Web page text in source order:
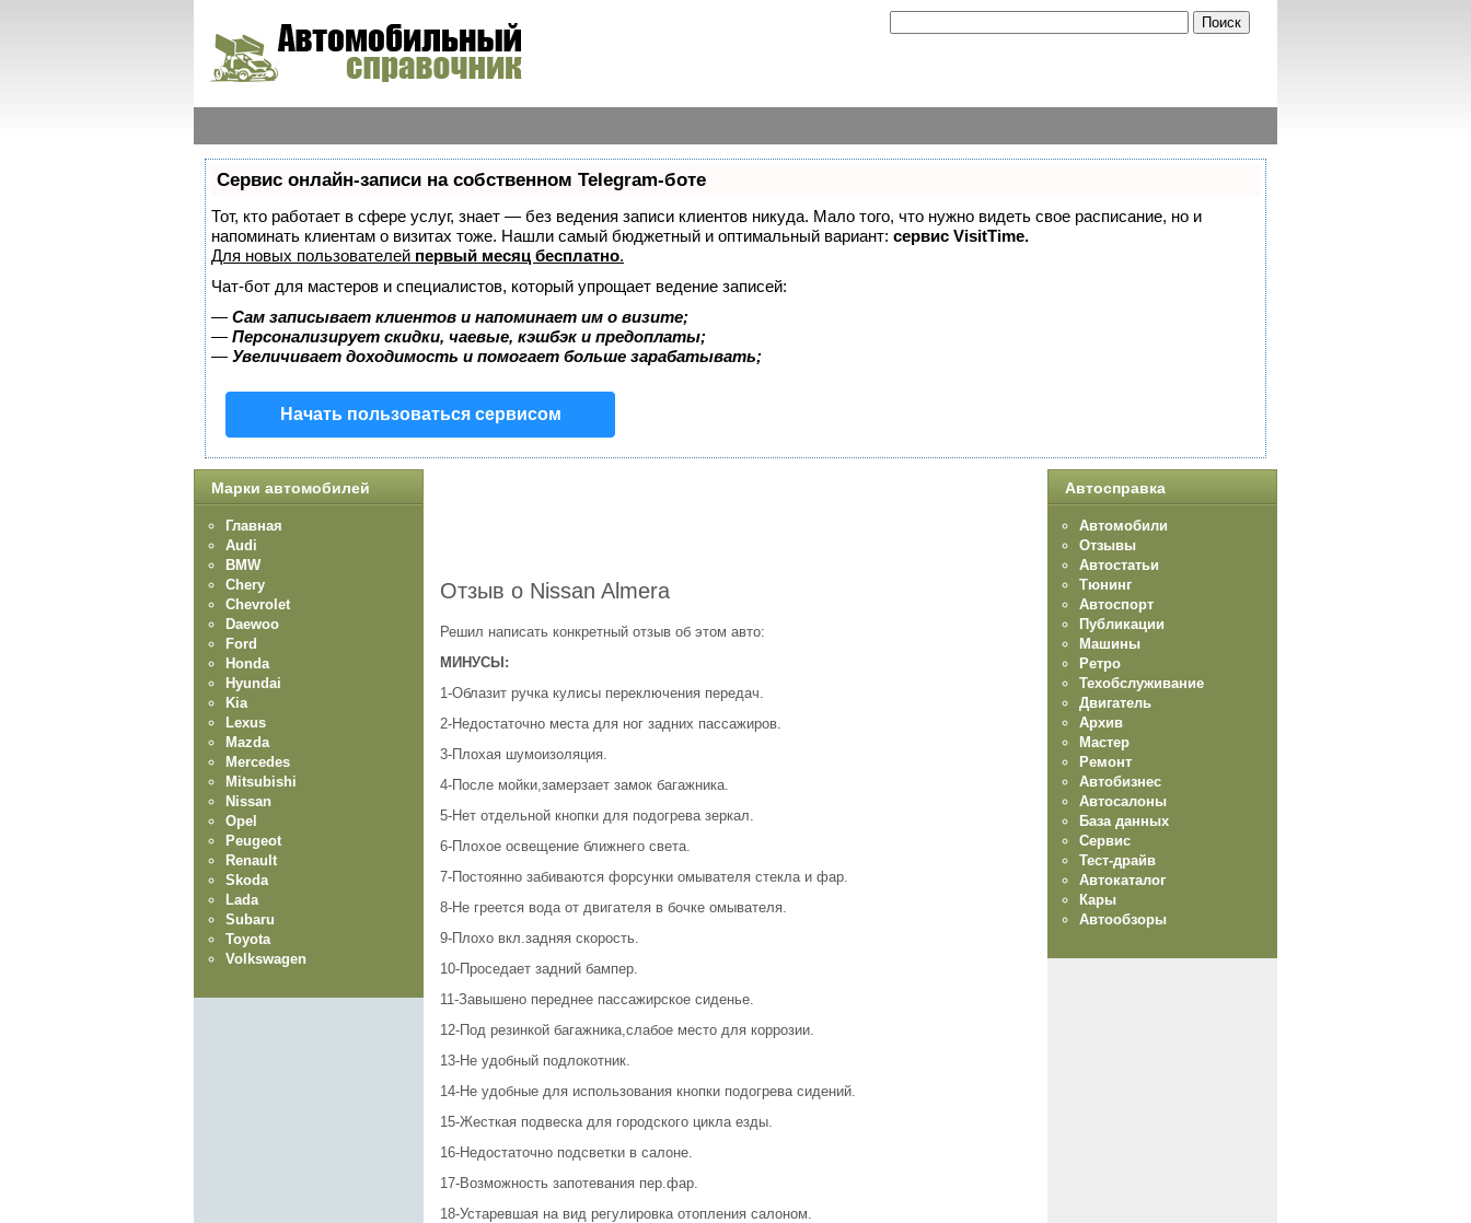
Сервис онлайн-записи на собственном Telegram-боте
Тот, кто работает в сфере услуг, знает — без ведения записи клиентов никуда. Мало того, что нужно видеть свое расписание, но и
напоминать клиентам о визитах тоже. Нашли самый бюджетный и оптимальный вариант: сервис VisitTime.
Для новых пользователей первый месяц бесплатно.
Чат-бот для мастеров и специалистов, который упрощает ведение записей:
— Сам записывает клиентов и напоминает им о визите;
— Персонализирует скидки, чаевые, кэшбэк и предоплаты;
— Увеличивает доходимость и помогает больше зарабатывать;
Начать пользоваться сервисом
Отзыв о Nissan Almera
Решил написать конкретный отзыв об этом авто:
МИНУСЫ:
1-Облазит ручка кулисы переключения передач.
2-Недостаточно места для ног задних пассажиров.
3-Плохая шумоизоляция.
4-После мойки,замерзает замок багажника.
5-Нет отдельной кнопки для подогрева зеркал.
6-Плохое освещение ближнего света.
7-Постоянно забиваются форсунки омывателя стекла и фар.
8-Не греется вода от двигателя в бочке омывателя.
9-Плохо вкл.задняя скорость.
10-Проседает задний бампер.
11-Завышено переднее пассажирское сиденье.
12-Под резинкой багажника,слабое место для коррозии.
13-Не удобный подлокотник.
14-Не удобные для использования кнопки подогрева сидений.
15-Жесткая подвеска для городского цикла езды.
16-Недостаточно подсветки в салоне.
17-Возможность запотевания пер.фар.
18-Устаревшая на вид регулировка отопления салоном.
Марки автомобилей
Главная
Audi
BMW
Chery
Chevrolet
Daewoo
Ford
Honda
Hyundai
Kia
Lexus
Mazda
Mercedes
Mitsubishi
Nissan
Opel
Peugeot
Renault
Skoda
Lada
Subaru
Toyota
Volkswagen
Автосправка
Автомобили
Отзывы
Автостатьи
Тюнинг
Автоспорт
Публикации
Машины
Ретро
Техобслуживание
Двигатель
Архив
Мастер
Ремонт
Автобизнес
Автосалоны
База данных
Сервис
Тест-драйв
Автокаталог
Кары
Автообзоры